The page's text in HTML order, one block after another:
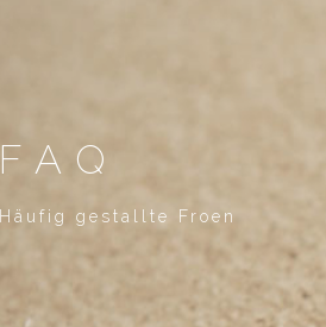
FAQ
Häufig gestallte Froen